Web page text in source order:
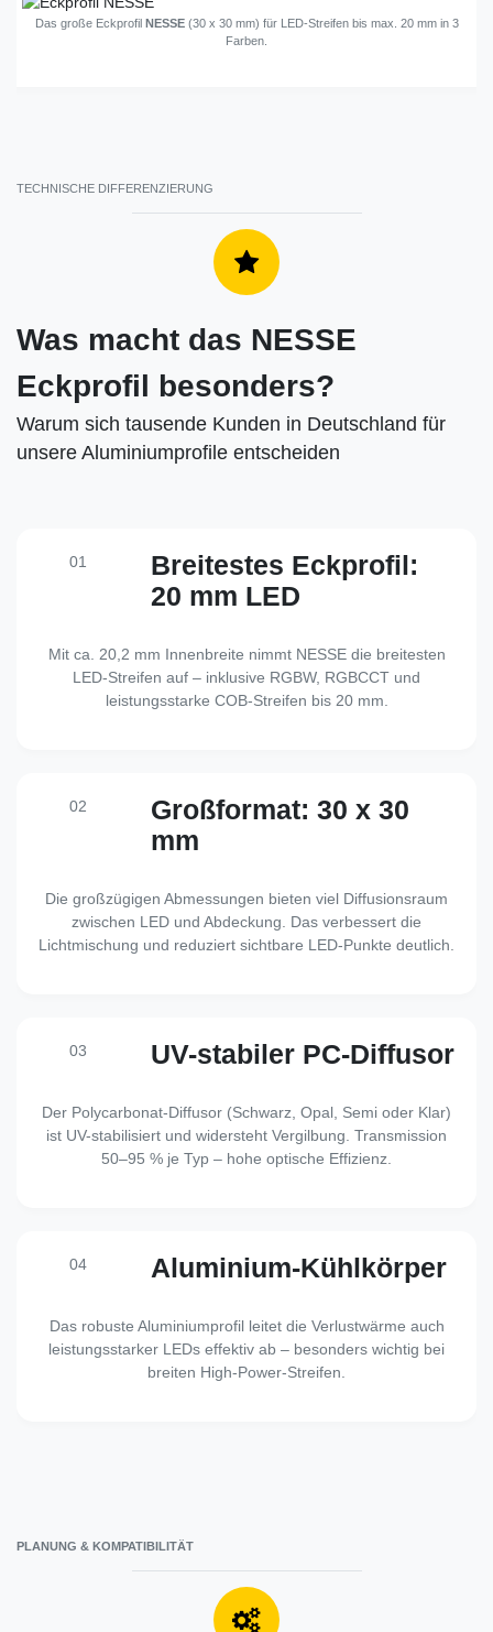
Das große Eckprofil NESSE(30 x 30 mm) für LED-Streifen bis max. 20 mm in 3
Farben.
TECHNISCHE DIFFERENZIERUNG
Was macht das NESSE
Eckprofil besonders?
Warum sich tausende Kunden in Deutschland für
unsere Aluminiumprofile entscheiden
01
Breitestes Eckprofil:
20 mm LED
Mit ca. 20,2 mm Innenbreite nimmt NESSE die breitesten
LED-Streifen auf – inklusive RGBW, RGBCCT und
leistungsstarke COB-Streifen bis 20 mm.
02
Großformat: 30 x 30
mm
Die großzügigen Abmessungen bieten viel Diffusionsraum
zwischen LED und Abdeckung. Das verbessert die
Lichtmischung und reduziert sichtbare LED-Punkte deutlich.
03 UV-stabiler PC-Diffusor
Der Polycarbonat-Diffusor (Schwarz, Opal, Semi oder Klar)
ist UV-stabilisiert und widersteht Vergilbung. Transmission
50–95 % je Typ – hohe optische Effizienz.
04 Aluminium-Kühlkörper
Das robuste Aluminiumprofil leitet die Verlustwärme auch
leistungsstarker LEDs effektiv ab – besonders wichtig bei
breiten High-Power-Streifen.
PLANUNG & KOMPATIBILITÄT